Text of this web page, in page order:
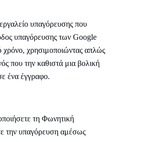
υπαγόρευσης που
υπαγόρευσης των Google
χρόνο, χρησιμοποιώντας απλώς
που την καθιστά μια βολική
ένα έγγραφο.
τη Φωνητική
την υπαγόρευση αμέσως